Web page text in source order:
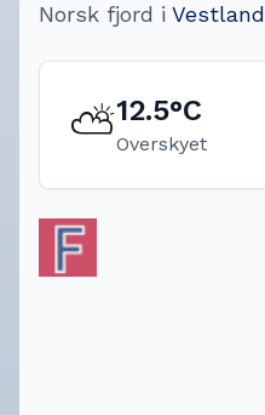
Norsk fjord i Vestland
⛅12.5°C
Overskyet